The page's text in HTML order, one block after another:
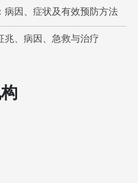
病因、症状及有效预防方法
兆、病因、急救与治疗